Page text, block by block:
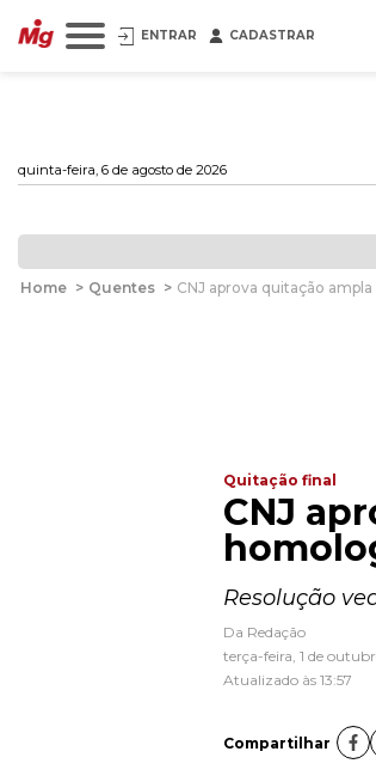
ENTRAR CADASTRAR
quinta-feira, 6 de agosto de 2026
Home > Quentes > CNJ aprova quitação
Quitação final
CNJ
Resolução
Da Redação
terça-feira, 1 de
Atualizado às 13:57
Compartilhar